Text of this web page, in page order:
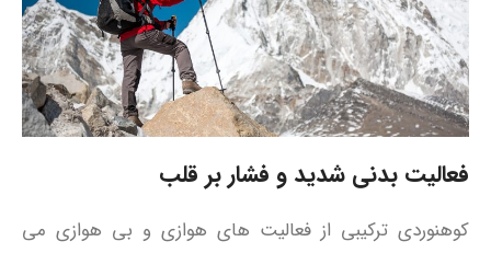
فعالیت بدنی شدید و فشار بر قلب
کوهنوردی ترکیبی از فعالیت‌ های هوازی و بی‌ هوازی می